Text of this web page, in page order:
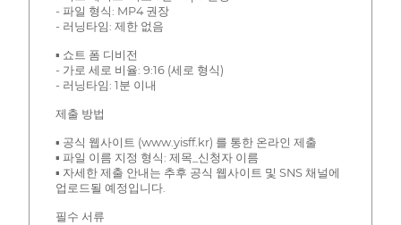
- 파일 형식: MP4 권장
- 러닝타임: 제한 없음
▪ 쇼트 폼 디비전
- 가로 세로 비율: 9:16 (세로 형식)
- 러닝타임: 1분 이내
제출 방법
▪ 공식 웹사이트 (www.yisff.kr) 를 통한 온라인 제출
▪ 파일 이름 지정 형식: 제목_신청자 이름
▪ 자세한 제출 안내는 추후 공식 웹사이트 및 SNS 채널에
업로드될 예정입니다.
필수 서류